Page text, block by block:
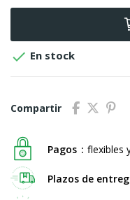
 En stock
Compartir
Pagos flexibles
Plazos de